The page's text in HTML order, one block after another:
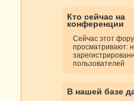
Кто сейчас на
конференции
Сейчас этот
просматривают:
пользователей
В нашей базе